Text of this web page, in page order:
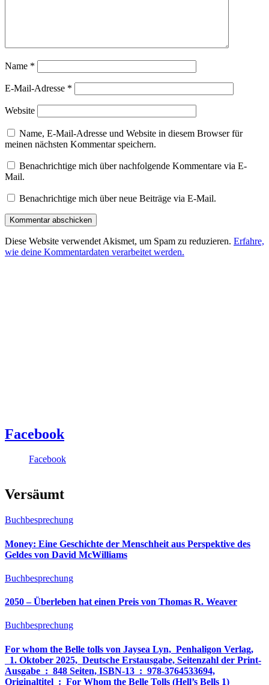
Name *
E-Mail-Adresse *
Website
Name, E-Mail-Adresse und Website in diesem Browser für
meinen nächsten Kommentar speichern.
Benachrichtige mich über nachfolgende Kommentare via E-
Mail.
Benachrichtige mich über neue Beiträge via E-Mail.
Diese Website verwendet Akismet, um Spam zu reduzieren. Erfahre,
wie deine Kommentardaten verarbeitet werden.
Facebook
Facebook
Versäumt
Buchbesprechung
Money: Eine Geschichte der Menschheit aus Perspektive des
Geldes von David McWilliams
Buchbesprechung
2050 – Überleben hat einen Preis von Thomas R. Weaver
Buchbesprechung
For whom the Belle tolls von Jaysea Lyn, ‎ Penhaligon Verlag,
‎ 1. Oktober 2025, ‎ Deutsche Erstausgabe, Seitenzahl der Print-
Ausgabe ‏ : ‎ 848 Seiten, ISBN-13 ‏ : ‎ 978-3764533694,
Originaltitel ‏ : ‎ For Whom the Belle Tolls (Hell’s Bells 1)